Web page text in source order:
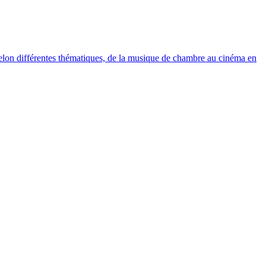
différentes thématiques, de la musique de chambre au cinéma en